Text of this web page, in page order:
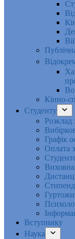
Кінно-
Студенту
Розклад
Графік
Оплата
Вступнику
Наука